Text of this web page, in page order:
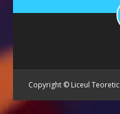
Copyright © Liceul